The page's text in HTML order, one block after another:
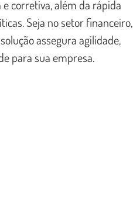
corretiva, além da rápida
Seja no setor financeiro,
assegura agilidade,
para sua empresa.